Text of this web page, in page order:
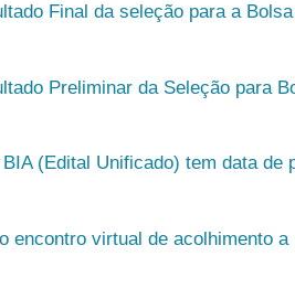
Final da seleção para a
Preliminar da Seleção para
(Edital Unificado) tem data de
encontro virtual de acolhimento